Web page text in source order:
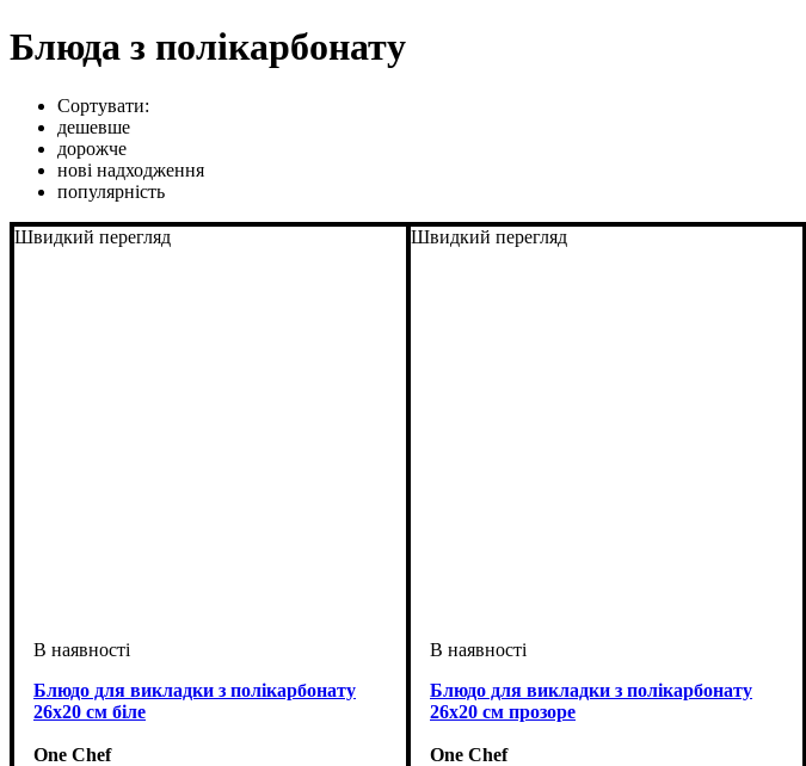
Блюда з полікарбонату
Сортувати:
дешевше
дорожче
нові надходження
популярність
Швидкий перегляд
Блюдо для викладки з полікарбонату
26х20 см біле
One Chef
Швидкий перегляд
Блюдо для викладки з полікарбонату
26х20 см прозоре
One Chef